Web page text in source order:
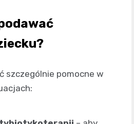
szczególnie pomocne w